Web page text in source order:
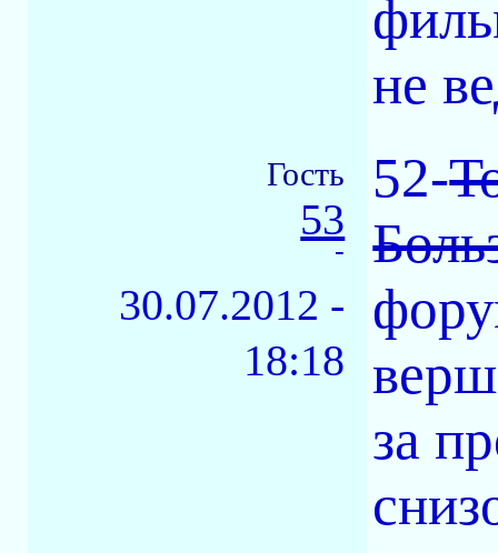
не
Гость
53
-
30.07.2012 -
18:18
52-
за